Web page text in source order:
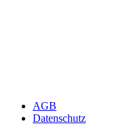
AGB
Datenschutz